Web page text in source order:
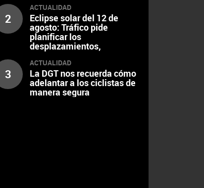
2
ACTUALIDAD
Eclipse solar del 12 de
agosto: Tráfico pide
planificar los
desplazamientos,
escalonar el regreso y
extremar la precaución al
volante
3
ACTUALIDAD
La DGT nos recuerda cómo
adelantar a los ciclistas de
manera segura